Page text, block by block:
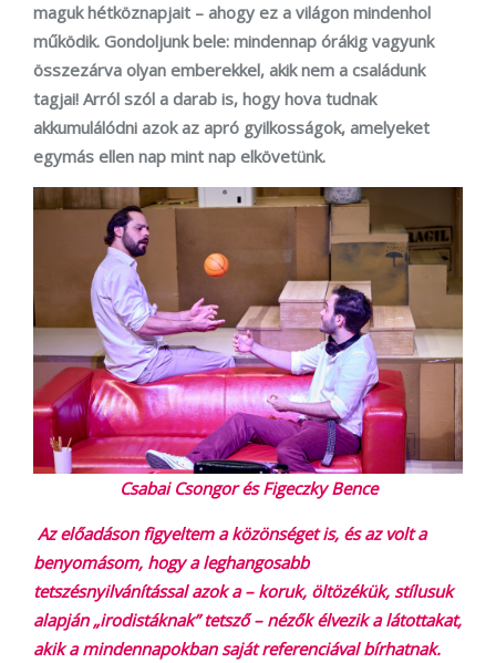
maguk hétköznapjait – ahogy ez a világon mindenhol
működik. Gondoljunk bele: mindennap órákig vagyunk
összezárva olyan emberekkel, akik nem a családunk
tagjai! Arról szól a darab is, hogy hova tudnak
akkumulálódni azok az apró gyilkosságok, amelyeket
egymás ellen nap mint nap elkövetünk.
Csabai Csongor és Figeczky Bence
Az előadáson figyeltem a közönséget is, és az volt a
benyomásom, hogy a leghangosabb
tetszésnyilvánítással azok a – koruk, öltözékük, stílusuk
alapján „irodistáknak” tetsző – nézők élvezik a látottakat,
akik a mindennapokban saját referenciával bírhatnak.